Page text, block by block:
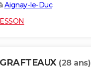
Aignay-le-Duc
(28 ans)